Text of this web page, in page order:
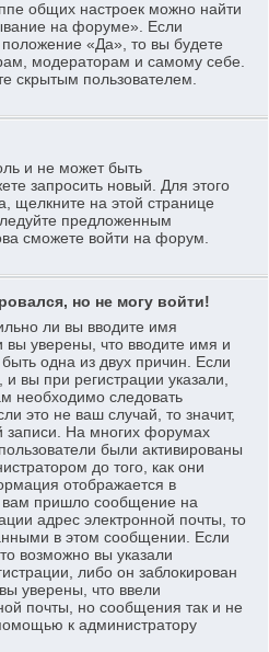
общих настроек можно найти
на форуме». Если
«Да», то вы будете
модераторам и самому себе.
скрытым пользователем.
и не может быть
запросить новый. Для этого
щелкните на этой странице
предложенным
сможете войти на форум.
но не могу войти!
ли вы вводите имя
вы уверены, что вводите имя и
одна из двух причин. Если
вы при регистрации указали,
необходимо следовать
это не ваш случай, то значит,
записи. На многих форумах
были активированы
до того, как они
отображается в
вам пришло сообщение на
адрес электронной почты, то
в этом сообщении. Если
возможно вы указали
либо он заблокирован
уверены, что ввели
почты, но сообщения так и не
к администратору